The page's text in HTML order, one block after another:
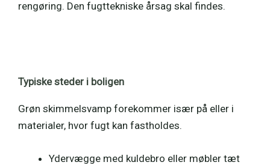
rengøring. Den fugttekniske årsag skal findes.
Typiske steder i boligen
Grøn skimmelsvamp forekommer især på eller i
materialer, hvor fugt kan fastholdes.
Ydervægge med kuldebro eller møbler tæt